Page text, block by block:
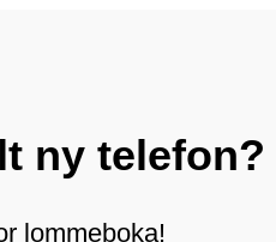
ny telefon?
lommeboka!